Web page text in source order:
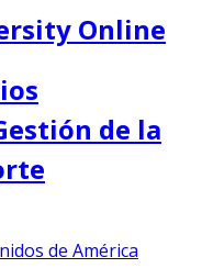
Online
de la
de América